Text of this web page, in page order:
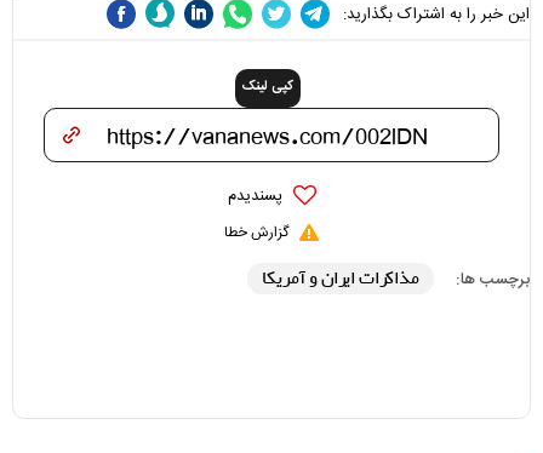
این خبر را به اشتراک بگذارید:
کپی لینک
پسندیدم
گزارش خطا
برچسب ها: مذاکرات ایران و آمریکا